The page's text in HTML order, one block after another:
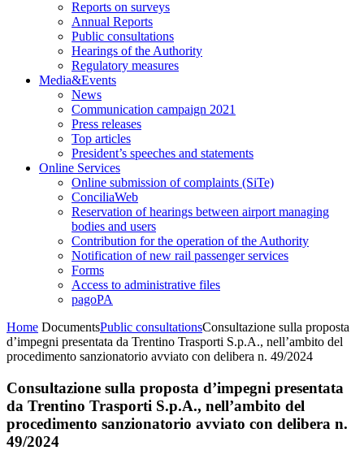
Reports on surveys
Annual Reports
Public consultations
Hearings of the Authority
Regulatory measures
Media&Events
News
Communication campaign 2021
Press releases
Top articles
President’s speeches and statements
Online Services
Online submission of complaints (SiTe)
ConciliaWeb
Reservation of hearings between airport managing
bodies and users
Contribution for the operation of the Authority
Notification of new rail passenger services
Forms
Access to administrative files
pagoPA
Home DocumentsPublic consultationsConsultazione sulla proposta
d’impegni presentata da Trentino Trasporti S.p.A., nell’ambito del
procedimento sanzionatorio avviato con delibera n. 49/2024
Consultazione sulla proposta d’impegni presentata
da Trentino Trasporti S.p.A., nell’ambito del
procedimento sanzionatorio avviato con delibera n.
49/2024